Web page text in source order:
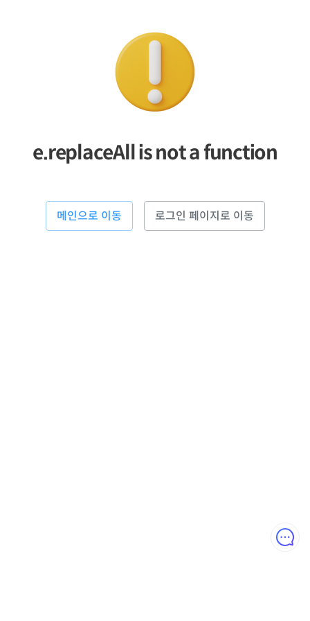
e.replaceAll is not a function
메인으로 이동 로그인 페이지로 이동